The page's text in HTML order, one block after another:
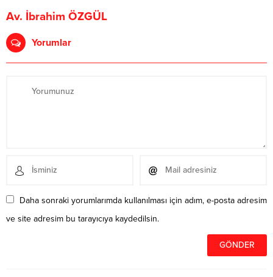
Av. İbrahim ÖZGÜL
Yorumlar
Daha sonraki yorumlarımda kullanılması için adım, e-posta adresim
ve site adresim bu tarayıcıya kaydedilsin.